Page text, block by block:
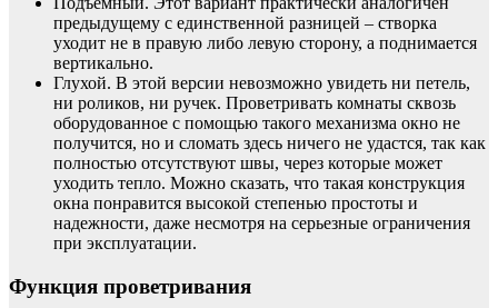
предыдущему с единственной разницей – створка
уходит не в правую либо левую сторону, а поднимается
вертикально.
Глухой. В этой версии невозможно увидеть ни петель,
ни роликов, ни ручек. Проветривать комнаты сквозь
оборудованное с помощью такого механизма окно не
получится, но и сломать здесь ничего не удастся, так как
полностью отсутствуют швы, через которые может
уходить тепло. Можно сказать, что такая конструкция
окна понравится высокой степенью простоты и
надежности, даже несмотря на серьезные ограничения
при эксплуатации.
Функция проветривания